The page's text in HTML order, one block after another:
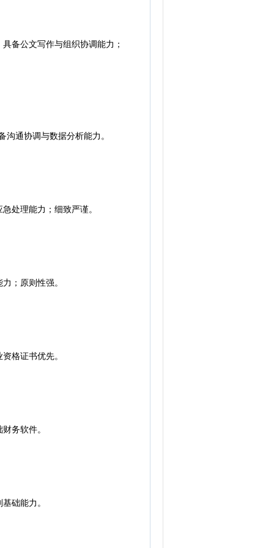
备公文写作与组织协调能力；
通协调与数据分析能力。
处理能力；细致严谨。
；原则性强。
格证书优先。
务软件。
础能力。